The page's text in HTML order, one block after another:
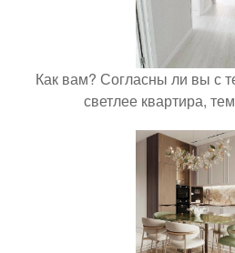
Как вам? Согласны ли вы с
светлее квартира,